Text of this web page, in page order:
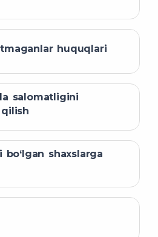
huquqlari
salomatligini
bo‘lgan shaxslarga